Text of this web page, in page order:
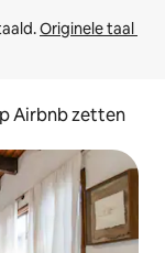
Originele taal
Airbnb zetten